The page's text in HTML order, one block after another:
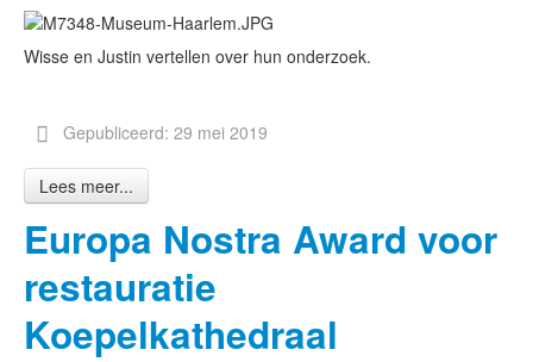
Wisse en Justin vertellen over hun onderzoek.
Gepubliceerd: 29 mei 2019
Lees meer...
Europa Nostra Award voor
restauratie
Koepelkathedraal